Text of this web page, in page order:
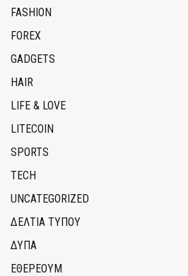
FASHION
FOREX
GADGETS
HAIR
LIFE & LOVE
LITECOIN
SPORTS
TECH
UNCATEGORIZED
ΔΕΛΤΙΑ ΤΥΠΟΥ
ΔΥΠΑ
ΕΘΈΡΕΟΥΜ